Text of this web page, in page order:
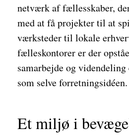
netværk af fællesskaber,
med at få projekter til at
værksteder til lokale
fælleskontorer er der
samarbejde og
som selve forretningsidéen.
Et miljø i